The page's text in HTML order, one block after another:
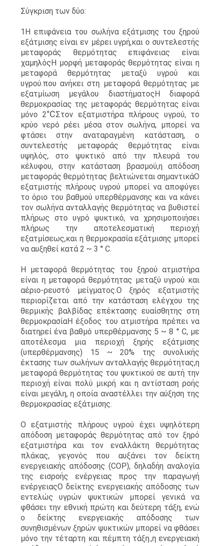
ΠΟΛΙΤΙΚΉ
ΑΠΟΡΡΉΤΟΥ
Σύγκριση των δύο:
1Η επιφάνεια του σωλήνα εξάτμισης του ξηρού
εξάτμισης είναι εν μέρει υγρή,και ο συντελεστής
μεταφοράς θερμότητας επιφάνειας είναι
χαμηλόςΗ μορφή μεταφοράς θερμότητας είναι η
μεταφορά θερμότητας μεταξύ υγρού και
υγρού.που ανήκει στη μεταφορά θερμότητας με
εξατμίωση μεγάλου διαστήματοςΗ διαφορά
θερμοκρασίας της μεταφοράς θερμότητας είναι
μόνο 2°CΣτον εξατμιστήρα πλήρους υγρού, το
κρύο νερό ρέει μέσα στον σωλήνα, μπορεί να
φτάσει στην αναταραγμένη κατάσταση, ο
συντελεστής μεταφοράς θερμότητας είναι
υψηλός, στο ψυκτικό από την πλευρά του
κέλυφου, στην κατάσταση βρασμού,η απόδοση
μεταφοράς θερμότητας βελτιώνεται σημαντικάΟ
εξατμιστής πλήρους υγρού μπορεί να αποφύγει
το όριο του βαθμού υπερθέρμανσης και να κάνει
τον σωλήνα ανταλλαγής θερμότητας να βυθιστεί
πλήρως στο υγρό ψυκτικό, να χρησιμοποιήσει
πλήρως την αποτελεσματική περιοχή
εξατμίσεως,και η θερμοκρασία εξάτμισης μπορεί
να αυξηθεί κατά 2 ~ 3 ° C.
Η μεταφορά θερμότητας του ξηρού ατμιστήρα
είναι η μεταφορά θερμότητας μεταξύ υγρού και
αέριο-ρευστό μείγματος.Ο ξηρός εξατμιστής
περιορίζεται από την κατάσταση ελέγχου της
θερμικής βαλβίδας επέκτασης ευαίσθητης στη
θερμοκρασίαΗ έξοδος του ατμιστήρα πρέπει να
διατηρεί ένα βαθμό υπερθέρμανσης 5 ~ 8 ° C, με
αποτέλεσμα μια περιοχή ξηρής εξάτμισης
(υπερθέρμανσης) 15 ~ 20% της συνολικής
έκτασης των σωλήνων ανταλλαγής θερμότητας,η
μεταφορά θερμότητας του ψυκτικού σε αυτή την
περιοχή είναι πολύ μικρή και η αντίσταση ροής
είναι μεγάλη, η οποία αναστέλλει την αύξηση της
θερμοκρασίας εξάτμισης.
Ο εξατμιστής πλήρους υγρού έχει υψηλότερη
απόδοση μεταφοράς θερμότητας από τον ξηρό
εξατμιστήρα και τον εναλλάκτη θερμότητας
πλάκας, γεγονός που αυξάνει τον δείκτη
ενεργειακής απόδοσης (COP), δηλαδήη αναλογία
της εισροής ενέργειας προς την παραγωγή
ενέργειαςΟ δείκτης ενεργειακής απόδοσης των
εντελώς υγρών ψυκτικών μπορεί γενικά να
φθάσει την εθνική πρώτη και δεύτερη τάξη, ενώ
ο δείκτης ενεργειακής απόδοσης των
συνηθισμένων ξηρών ψυκτικών μπορεί να φθάσει
μόνο την τέταρτη και πέμπτη τάξη.,η ενεργειακή